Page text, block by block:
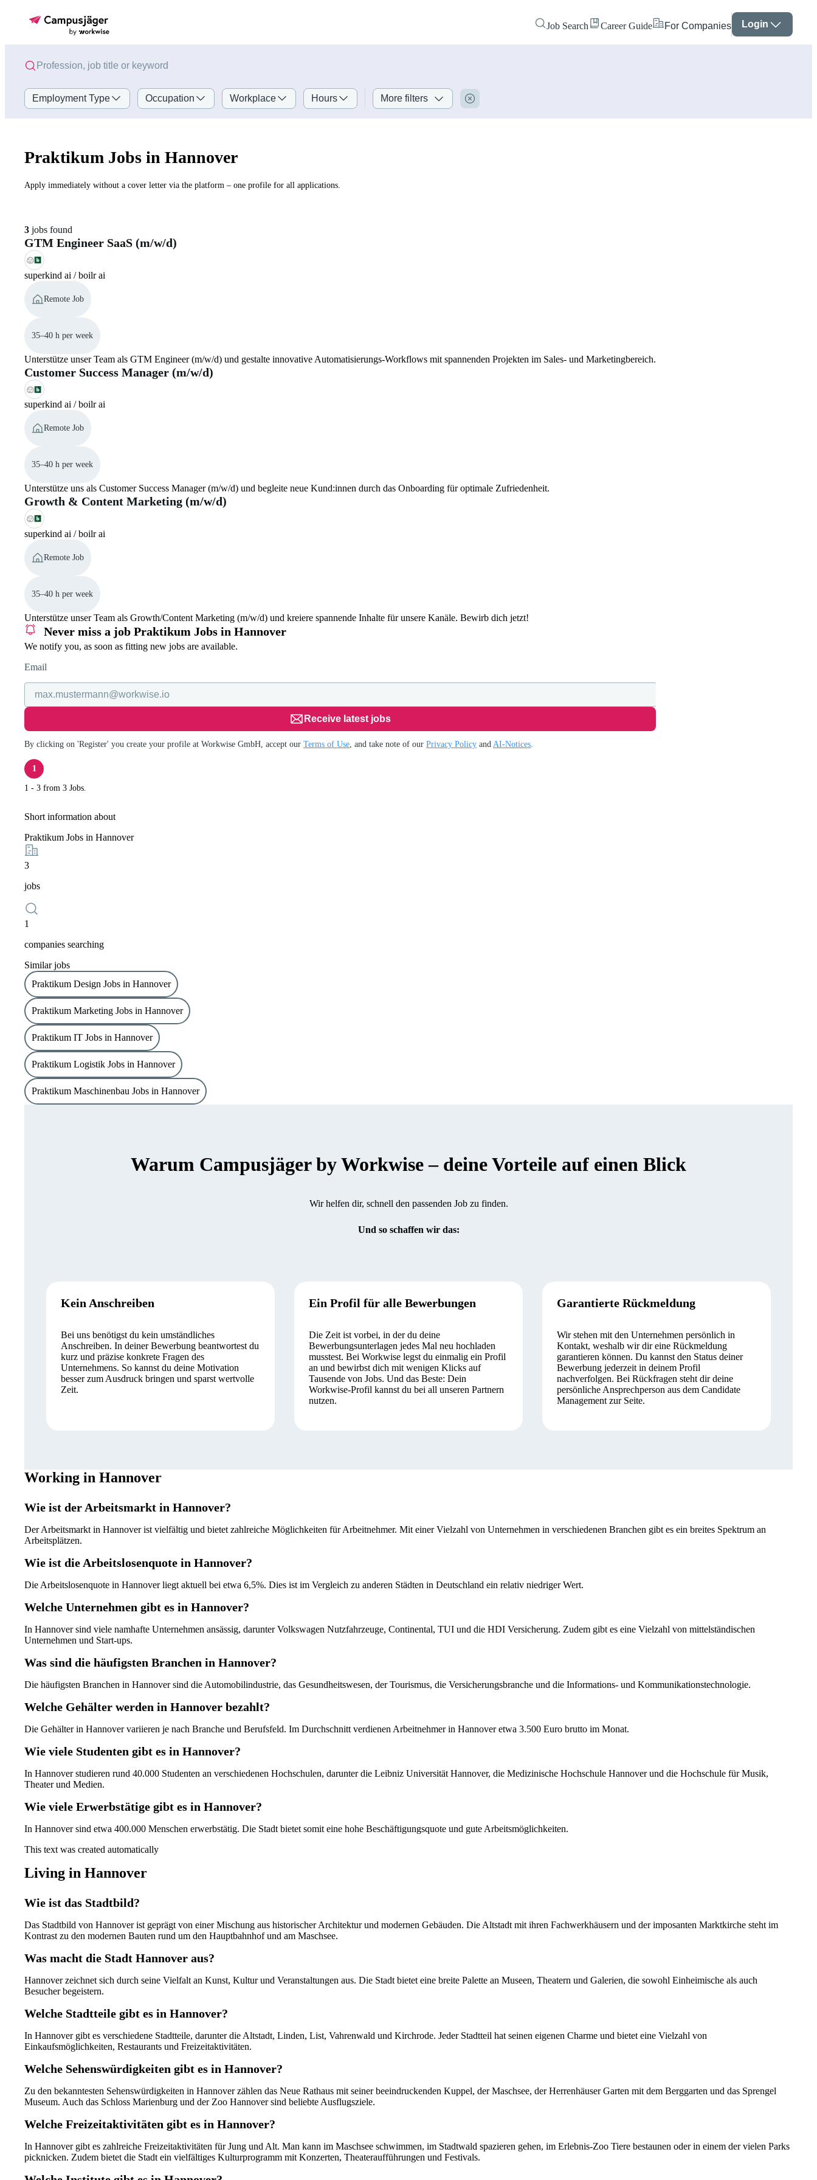
Job Search Career Guide For Companies Login
Employment Type Occupation Workplace Hours More filters
Praktikum Jobs in Hannover
Apply immediately without a cover letter via the platform – one profile for all applications.
3 jobs found
GTM Engineer SaaS (m/w/d)
superkind ai / boilr ai
Remote Job
35–40 h per week
Unterstütze unser Team als GTM Engineer (m/w/d) und gestalte innovative Automatisierungs-Workflows mit spannenden Projekten im Sales- und Marketingbereich.
Customer Success Manager (m/w/d)
superkind ai / boilr ai
Remote Job
35–40 h per week
Unterstütze uns als Customer Success Manager (m/w/d) und begleite neue Kund:innen durch das Onboarding für optimale Zufriedenheit.
Growth & Content Marketing (m/w/d)
superkind ai / boilr ai
Remote Job
35–40 h per week
Unterstütze unser Team als Growth/Content Marketing (m/w/d) und kreiere spannende Inhalte für unsere Kanäle. Bewirb dich jetzt!
Never miss a job Praktikum Jobs in Hannover
We notify you, as soon as fitting new jobs are available.
Email
Receive latest jobs
By clicking on 'Register' you create your profile at Workwise GmbH, accept ourTerms of Use, and take note of ourPrivacy Policy andAI-Notices.
1
1 - 3 from 3 Jobs.
Short information about
Praktikum Jobs in Hannover
3
jobs
1
companies searching
Similar jobs
Praktikum Design Jobs in Hannover
Praktikum Marketing Jobs in Hannover
Praktikum IT Jobs in Hannover
Praktikum Logistik Jobs in Hannover
Praktikum Maschinenbau Jobs in Hannover
Warum Campusjäger by Workwise – deine Vorteile auf einen Blick
Wir helfen dir, schnell den passenden Job zu finden.
Und so schaffen wir das:
Kein Anschreiben
Bei uns benötigst du kein umständliches
Anschreiben. In deiner Bewerbung beantwortest du
kurz und präzise konkrete Fragen des
Unternehmens. So kannst du deine Motivation
besser zum Ausdruck bringen und sparst wertvolle
Zeit.
Ein Profil für alle Bewerbungen
Die Zeit ist vorbei, in der du deine
Bewerbungsunterlagen jedes Mal neu hochladen
musstest. Bei Workwise legst du einmalig ein Profil
an und bewirbst dich mit wenigen Klicks auf
Tausende von Jobs. Und das Beste: Dein
Workwise-Profil kannst du bei all unseren Partnern
nutzen.
Garantierte Rückmeldung
Wir stehen mit den Unternehmen persönlich in
Kontakt, weshalb wir dir eine Rückmeldung
garantieren können. Du kannst den Status deiner
Bewerbung jederzeit in deinem Profil
nachverfolgen. Bei Rückfragen steht dir deine
persönliche Ansprechperson aus dem Candidate
Management zur Seite.
Working in Hannover
Wie ist der Arbeitsmarkt in Hannover?
Der Arbeitsmarkt in Hannover ist vielfältig und bietet zahlreiche Möglichkeiten für Arbeitnehmer. Mit einer Vielzahl von Unternehmen in verschiedenen Branchen gibt es ein breites Spektrum an
Arbeitsplätzen.
Wie ist die Arbeitslosenquote in Hannover?
Die Arbeitslosenquote in Hannover liegt aktuell bei etwa 6,5%. Dies ist im Vergleich zu anderen Städten in Deutschland ein relativ niedriger Wert.
Welche Unternehmen gibt es in Hannover?
In Hannover sind viele namhafte Unternehmen ansässig, darunter Volkswagen Nutzfahrzeuge, Continental, TUI und die HDI Versicherung. Zudem gibt es eine Vielzahl von mittelständischen
Unternehmen und Start-ups.
Was sind die häufigsten Branchen in Hannover?
Die häufigsten Branchen in Hannover sind die Automobilindustrie, das Gesundheitswesen, der Tourismus, die Versicherungsbranche und die Informations- und Kommunikationstechnologie.
Welche Gehälter werden in Hannover bezahlt?
Die Gehälter in Hannover variieren je nach Branche und Berufsfeld. Im Durchschnitt verdienen Arbeitnehmer in Hannover etwa 3.500 Euro brutto im Monat.
Wie viele Studenten gibt es in Hannover?
In Hannover studieren rund 40.000 Studenten an verschiedenen Hochschulen, darunter die Leibniz Universität Hannover, die Medizinische Hochschule Hannover und die Hochschule für Musik,
Theater und Medien.
Wie viele Erwerbstätige gibt es in Hannover?
In Hannover sind etwa 400.000 Menschen erwerbstätig. Die Stadt bietet somit eine hohe Beschäftigungsquote und gute Arbeitsmöglichkeiten.
This text was created automatically
Living in Hannover
Wie ist das Stadtbild?
Das Stadtbild von Hannover ist geprägt von einer Mischung aus historischer Architektur und modernen Gebäuden. Die Altstadt mit ihren Fachwerkhäusern und der imposanten Marktkirche steht im
Kontrast zu den modernen Bauten rund um den Hauptbahnhof und am Maschsee.
Was macht die Stadt Hannover aus?
Hannover zeichnet sich durch seine Vielfalt an Kunst, Kultur und Veranstaltungen aus. Die Stadt bietet eine breite Palette an Museen, Theatern und Galerien, die sowohl Einheimische als auch
Besucher begeistern.
Welche Stadtteile gibt es in Hannover?
In Hannover gibt es verschiedene Stadtteile, darunter die Altstadt, Linden, List, Vahrenwald und Kirchrode. Jeder Stadtteil hat seinen eigenen Charme und bietet eine Vielzahl von
Einkaufsmöglichkeiten, Restaurants und Freizeitaktivitäten.
Welche Sehenswürdigkeiten gibt es in Hannover?
Zu den bekanntesten Sehenswürdigkeiten in Hannover zählen das Neue Rathaus mit seiner beeindruckenden Kuppel, der Maschsee, der Herrenhäuser Garten mit dem Berggarten und das Sprengel
Museum. Auch das Schloss Marienburg und der Zoo Hannover sind beliebte Ausflugsziele.
Welche Freizeitaktivitäten gibt es in Hannover?
In Hannover gibt es zahlreiche Freizeitaktivitäten für Jung und Alt. Man kann im Maschsee schwimmen, im Stadtwald spazieren gehen, im Erlebnis-Zoo Tiere bestaunen oder in einem der vielen Parks
picknicken. Zudem bietet die Stadt ein vielfältiges Kulturprogramm mit Konzerten, Theateraufführungen und Festivals.